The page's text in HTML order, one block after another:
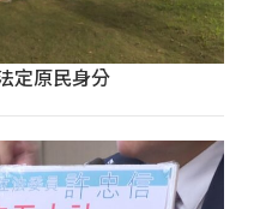
定原民身分